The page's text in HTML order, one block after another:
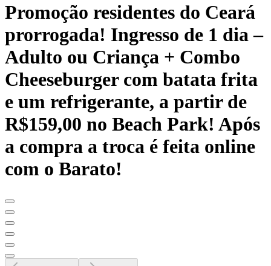
Promoção residentes do Ceará
prorrogada! Ingresso de 1 dia –
Adulto ou Criança + Combo
Cheeseburger com batata frita
e um refrigerante, a partir de
R$159,00 no Beach Park! Após
a compra a troca é feita online
com o Barato!